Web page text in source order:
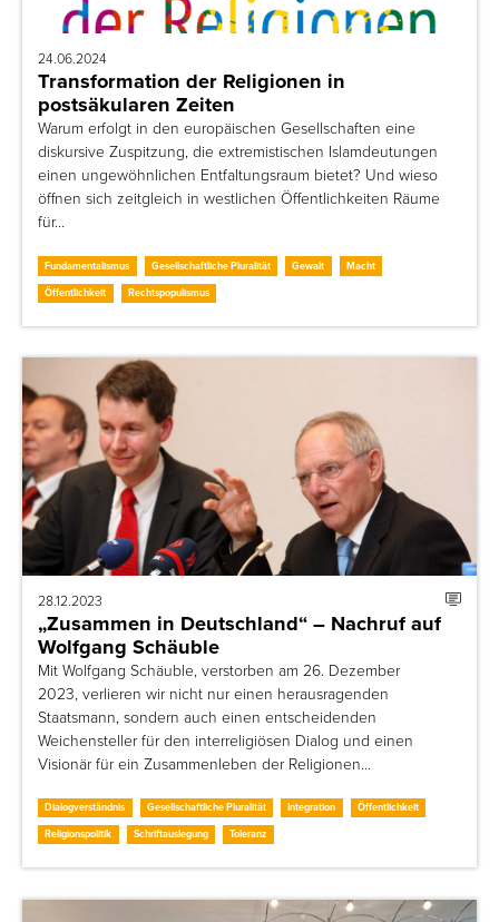
24.06.2024
Transformation der Religionen in
postsäkularen Zeiten
Warum erfolgt in den europäischen Gesellschaften eine
diskursive Zuspitzung, die extremistischen Islamdeutungen
einen ungewöhnlichen Entfaltungsraum bietet? Und wieso
öffnen sich zeitgleich in westlichen Öffentlichkeiten Räume
für…
Fundamentalismus Gesellschaftliche Pluralität Gewalt
Macht
Öffentlichkeit
Rechtspopulismus
28.12.2023
„Zusammen in Deutschland“ – Nachruf auf
Wolfgang Schäuble
Mit Wolfgang Schäuble, verstorben am 26. Dezember
2023, verlieren wir nicht nur einen herausragenden
Staatsmann, sondern auch einen entscheidenden
Weichensteller für den interreligiösen Dialog und einen
Visionär für ein Zusammenleben der Religionen…
Dialogverständnis Gesellschaftliche Pluralität Integration
Öffentlichkeit
Religionspolitik
Schriftauslegung Toleranz